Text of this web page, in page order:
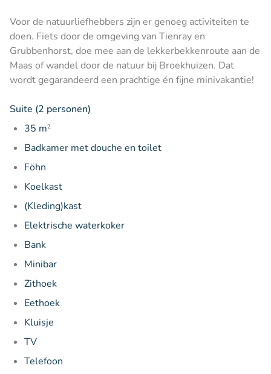
Voor de natuurliefhebbers zijn er genoeg activiteiten te
doen. Fiets door de omgeving van Tienray en
Grubbenhorst, doe mee aan de lekkerbekkenroute aan de
Maas of wandel door de natuur bij Broekhuizen. Dat
wordt gegarandeerd een prachtige én fijne minivakantie!
Suite (2 personen)
35 m²
Badkamer met douche en toilet
Föhn
Koelkast
(Kleding)kast
Elektrische waterkoker
Bank
Minibar
Zithoek
Eethoek
Kluisje
TV
Telefoon